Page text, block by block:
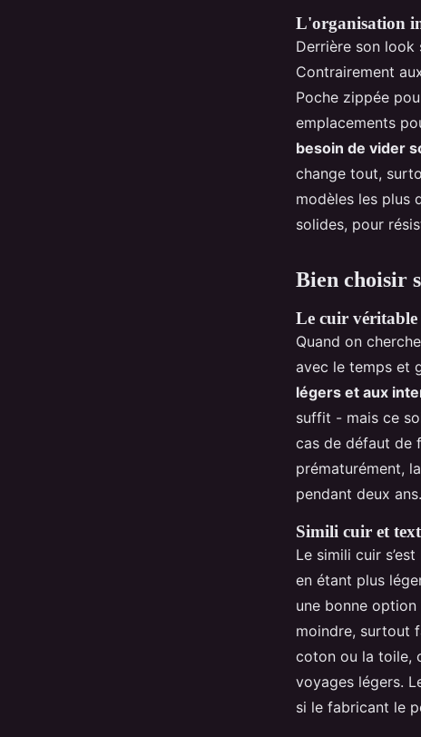
L'organisation
Derrière son look
Contrairement
Poche zippée
emplacements
besoin de vider
change tout,
modèles les plus
solides, pour
Bien choisir
Le cuir véritable
Quand on
avec le temps et
légers et aux
suffit - mais ce
cas de défaut de
prématurément,
pendant deux
Simili cuir et
Le simili cuir
en étant plus
une bonne
moindre, surtout
coton ou la toile,
voyages légers.
si le fabricant le